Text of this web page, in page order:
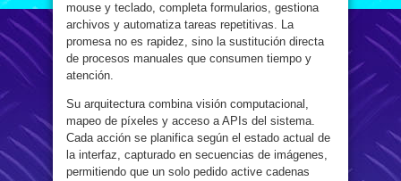
mouse y teclado, completa formularios, gestiona
archivos y automatiza tareas repetitivas. La
promesa no es rapidez, sino la sustitución directa
de procesos manuales que consumen tiempo y
atención.
Su arquitectura combina visión computacional,
mapeo de píxeles y acceso a APIs del sistema.
Cada acción se planifica según el estado actual de
la interfaz, capturado en secuencias de imágenes,
permitiendo que un solo pedido active cadenas